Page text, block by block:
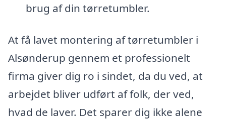
brug af din tørretumbler.
At få lavet montering af tørretumbler i
Alsønderup gennem et professionelt
firma giver dig ro i sindet, da du ved, at
arbejdet bliver udført af folk, der ved,
hvad de laver. Det sparer dig ikke alene